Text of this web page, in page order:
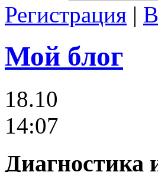
Регистрация |
Мой блог
18.10
14:07
Диагностика